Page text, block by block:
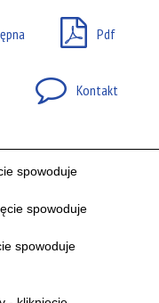
Pdf
Kontakt